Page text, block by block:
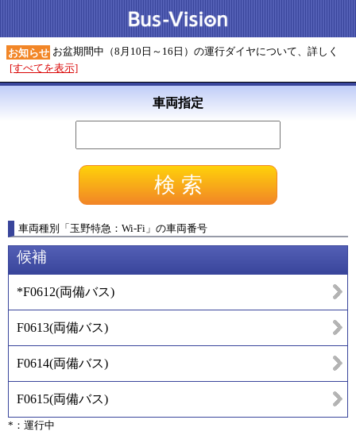
お知らせ お盆期間中（8月10日～16日）の運行ダイヤについて、詳しく
[すべてを表示]
車両指定
車両種別 「玉野特急：Wi-Fi 」 の車両番号
候補
*F0612(両備バス)
F0613(両備バス)
F0614(両備バス)
F0615(両備バス)
*：運行中